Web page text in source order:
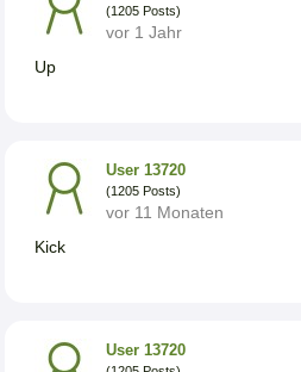
(1205 Posts)
vor 1 Jahr
Up
User 13720
(1205 Posts)
vor 11 Monaten
Kick
User 13720